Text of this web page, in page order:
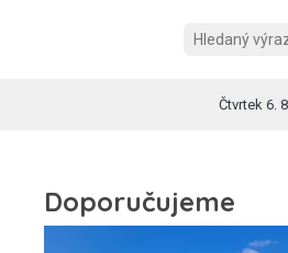
Čtvrtek 6.